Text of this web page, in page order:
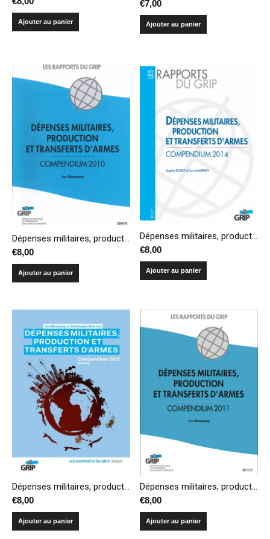
Ajouter au panier
€7,00
Ajouter au panier
Dépenses militaires, production et transferts d’armes – Compendium 2010
€8,00
Ajouter au panier
Dépenses militaires, production et transferts d’armes – Compendium 2014
€8,00
Ajouter au panier
Dépenses militaires, production et transferts d’armes – Compendium 2015
€8,00
Ajouter au panier
Dépenses militaires, production et transferts d’armes – Compendium 2011
€8,00
Ajouter au panier